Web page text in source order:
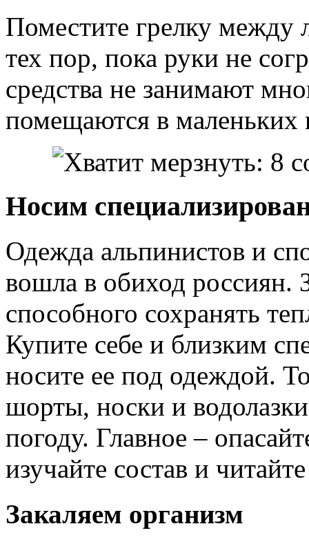
Поместите грелку между
тех пор, пока руки не
средства не занимают
помещаются в маленьких
Носим
Одежда альпинистов и
вошла в обиход россиян.
способного сохранять
Купите себе и близким
носите ее под одеждой.
шорты, носки и
погоду. Главное –
изучайте состав и
Закаляем организм